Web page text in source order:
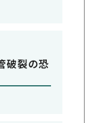
破裂の恐